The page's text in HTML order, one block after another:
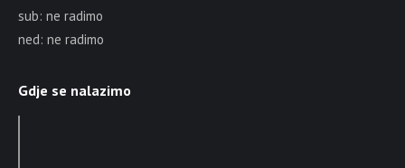
sub: ne radimo
ned: ne radimo
Gdje se nalazimo